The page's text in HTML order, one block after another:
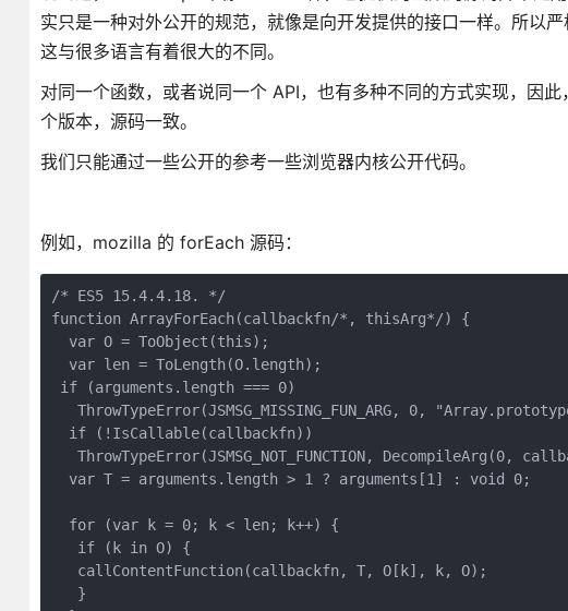
实只是一种对外公开的规范，就像是向开发提供的接口一样。所以
这与很多语言有着很大的不同。
对同一个函数，或者说同一个 API，也有多种不同的方式实现，因
个版本，源码一致。
我们只能通过一些公开的参考一些浏览器内核公开代码。
例如，mozilla 的 forEach 源码：
/* ES5 15.4.4.18. */
function ArrayForEach(callbackfn/*, thisArg*/) {
  var O = ToObject(this);
  var len = ToLength(O.length);
if (arguments.length === 0)
ThrowTypeError(JSMSG_MISSING_FUN_ARG, 0,
  if (!IsCallable(callbackfn))
ThrowTypeError(JSMSG_NOT_FUNCTION, DecompileArg(0,
  var T = arguments.length > 1 ? arguments[1] : void 0;
  for (var k = 0; k < len; k++) {
   if (k in O) {
   callContentFunction(callbackfn, T, O[k], k, O);
   }